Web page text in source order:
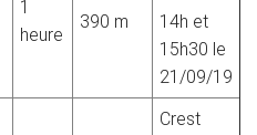
1
heure
390 m
14h et
15h30 le
21/09/19
Crest